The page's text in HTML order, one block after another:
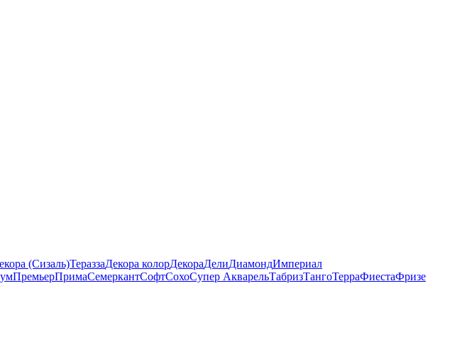
(Сизаль)ТераззаДекора колорДекораДелиДиамондИмпериал
ПремьерПримаСемеркантСофтСохоСупер АкварельТабризТангоТерраФиестаФризе